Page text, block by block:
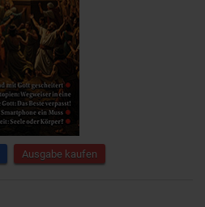
Ausgabe kaufen